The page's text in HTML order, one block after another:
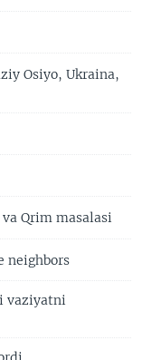
Osiyo, Ukraina,
Qrim masalasi
neighbors
vaziyatni